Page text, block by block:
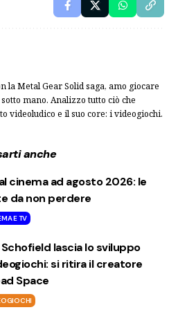
la Metal Gear Solid saga, amo giocare
mano. Analizzo tutto ciò che
videoludico e il suo core: i videogiochi.
anche
cinema ad agosto 2026: le
da non perdere
E TV
lascia lo sviluppo
si ritira il creatore
Space